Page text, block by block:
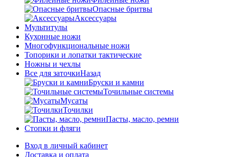
Опасные бритвы
Аксессуары
Мультитулы
Кухонные ножи
Многофункциональные ножи
Топорики и лопатки тактические
Ножны и чехлы
Все для заточкиНазад
Бруски и камни
Точильные системы
Мусаты
Точилки
Пасты, масло, ремни
Стопки и фляги
Вход в личный кабинет
Доставка и оплата